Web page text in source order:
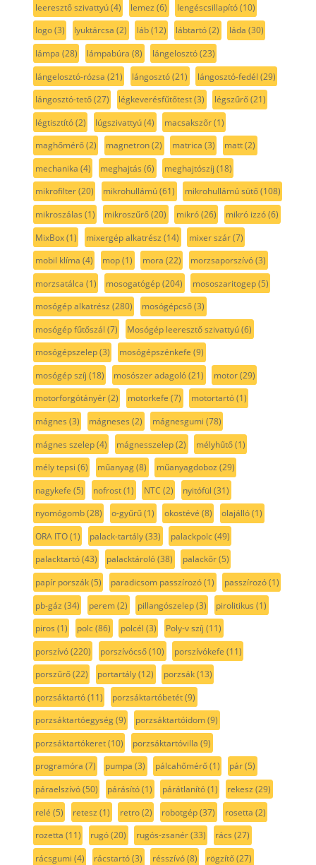
leeresztő szivattyú(4) lemez (6) lengéscsillapító(10)
logo(3) lyuktárcsa (2) láb(12) lábtartó(2) láda (30)
lámpa (28) lámpabúra (8) lángelosztó(23)
lángelosztó-rózsa (21) lángosztó(21) lángosztó-fedél (29)
lángosztó-tető(27) légkeverésfűtőtest(3) légszűrő(21)
légtisztító(2) lúgszivattyú(4) macsakszőr(1)
maghőmérő(2) magnetron(2) matrica (3) matt(2)
mechanika (4) meghajtás (6) meghajtószíj (18)
mikrofilter(20) mikrohullámú(61) mikrohullámú sütő(108)
mikroszálas (1) mikroszűrő(20) mikró(26) mikró izzó(6)
MixBox(1) mixergép alkatrész (14) mixer szár(7)
mobil klíma (4) mop(1) mora (22) morzsaporszívó(3)
morzsatálca (1) mosogatógép(204) mososzaritogep(5)
mosógép alkatrész (280) mosógépcső(3)
mosógép fűtőszál (7) Mosógép leeresztő szivattyú(6)
mosógépszelep(3) mosógépszénkefe (9)
mosógép szíj (18) mosószer adagoló(21) motor(29)
motorforgótányér(2) motorkefe (7) motortartó(1)
mágnes (3) mágneses (2) mágnesgumi (78)
mágnes szelep(4) mágnesszelep(2) mélyhűtő(1)
mély tepsi (6) műanyag(8) műanyagdoboz (29)
nagykefe (5) nofrost(1) NTC (2) nyitófül (31)
nyomógomb(28) o-gyűrű(1) okostévé (8) olajálló(1)
ORA ITO(1) palack-tartály(33) palackpolc(49)
palacktartó(43) palacktároló(38) palackőr(5)
papír porszák(5) paradicsom passzírozó(1) passzírozó(1)
pb-gáz (34) perem(2) pillangószelep(3) pirolitikus (1)
piros (1) polc(86) polcél (3) Poly-v szíj (11)
porszívó(220) porszívócső(10) porszívókefe (11)
porszűrő(22) portartály(12) porzsák(13)
porzsáktartó(11) porzsáktartóbetét(9)
porzsáktartóegység(9) porzsáktartóidom(9)
porzsáktartókeret(10) porzsáktartóvilla (9)
programóra (7) pumpa (3) pálcahőmérő(1) pár(5)
páraelszívó(50) párásító(1) párátlanító(1) rekesz (29)
relé (5) retesz (1) retro(2) robotgép(37) rosetta (2)
rozetta (11) rugó(20) rugós-zsanér(33) rács (27)
rácsgumi (4) rácstartó(3) résszívó(8) rögzítő(27)